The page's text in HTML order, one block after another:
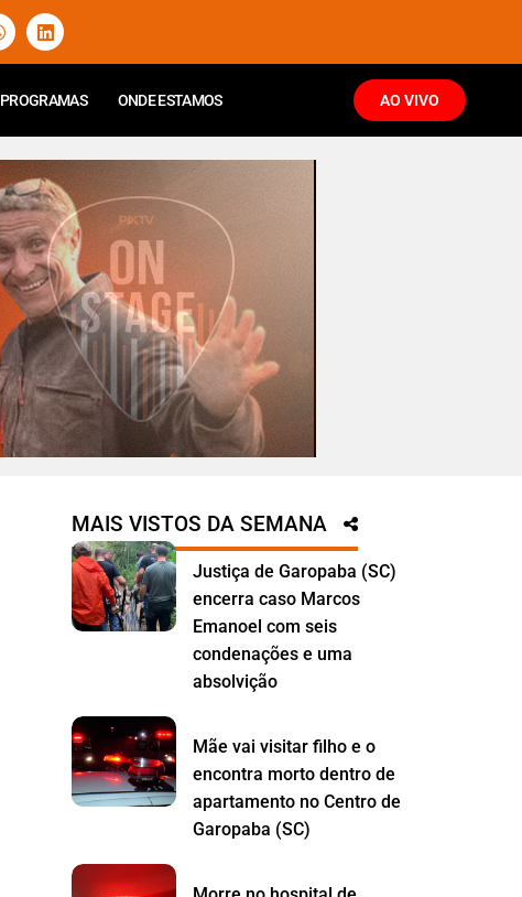
PROGRAMAS ONDE ESTAMOS AO VIVO
MAIS VISTOS DA SEMANA
Justiça de Garopaba (SC)
encerra caso Marcos
Emanoel com seis
condenações e uma
absolvição
Mãe vai visitar filho e o
encontra morto dentro de
apartamento no Centro de
Garopaba (SC)